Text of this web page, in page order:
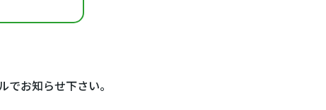
お知らせ下さい。